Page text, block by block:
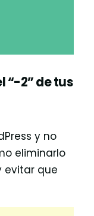
“-2” de tus
y no
eliminarlo
evitar que